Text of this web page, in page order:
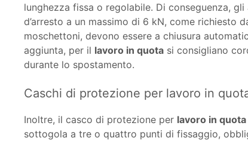
lunghezza fissa o regolabile. Di conseguenza,
d’arresto a un massimo di 6 kN, come richiesto
moschettoni, devono essere a chiusura
aggiunta, per il lavoro in quota si consigliano
durante lo spostamento.
Caschi di protezione per lavoro in
Inoltre, il casco di protezione per lavoro in quota
sottogola a tre o quattro punti di fissaggio,